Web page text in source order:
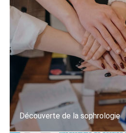
Découverte de la sophrologie